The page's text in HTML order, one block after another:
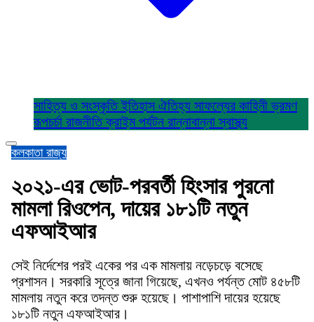
সাহিত্য ও সংস্কৃতিইতিহাস ঐতিহ্য সাফল্যের কাহিনীভ্রমণ
রূপচর্চা রাজনীতিক্রাইম পর্যটন রান্নাবান্নাস্বাস্থ্য
কলকাতা রাজ্য
২০২১-এর ভোট-পরবর্তী হিংসার পুরনো
মামলা রিওপেন, দায়ের ১৮১টি নতুন
এফআইআর
সেই নির্দেশের পরই একের পর এক মামলায় নড়েচড়ে বসেছে
প্রশাসন। সরকারি সূত্রে জানা গিয়েছে, এখনও পর্যন্ত মোট ৪৫৮টি
মামলায় নতুন করে তদন্ত শুরু হয়েছে। পাশাপাশি দায়ের হয়েছে
১৮১টি নতুন এফআইআর।